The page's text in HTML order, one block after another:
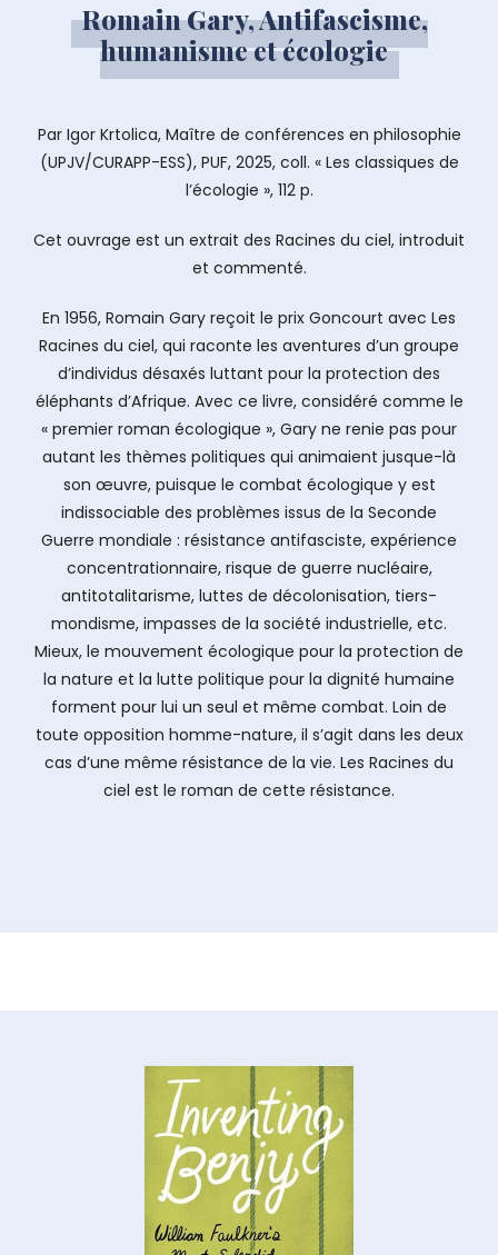
Romain Gary, Antifascisme,
humanisme et écologie
Par Igor Krtolica, Maître de conférences en philosophie
(UPJV/CURAPP-ESS), PUF, 2025, coll. « Les classiques de
l’écologie », 112 p.
Cet ouvrage est un extrait des Racines du ciel, introduit
et commenté.
En 1956, Romain Gary reçoit le prix Goncourt avec Les
Racines du ciel, qui raconte les aventures d’un groupe
d’individus désaxés luttant pour la protection des
éléphants d’Afrique. Avec ce livre, considéré comme le
« premier roman écologique », Gary ne renie pas pour
autant les thèmes politiques qui animaient jusque-là
son œuvre, puisque le combat écologique y est
indissociable des problèmes issus de la Seconde
Guerre mondiale : résistance antifasciste, expérience
concentrationnaire, risque de guerre nucléaire,
antitotalitarisme, luttes de décolonisation, tiers-
mondisme, impasses de la société industrielle, etc.
Mieux, le mouvement écologique pour la protection de
la nature et la lutte politique pour la dignité humaine
forment pour lui un seul et même combat. Loin de
toute opposition homme-nature, il s’agit dans les deux
cas d’une même résistance de la vie. Les Racines du
ciel est le roman de cette résistance.